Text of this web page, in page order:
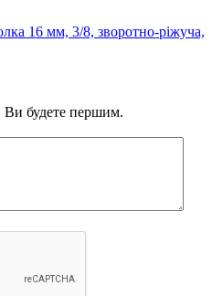
16 мм, 3/8, зворотно-ріжуча,
Ви будете першим.